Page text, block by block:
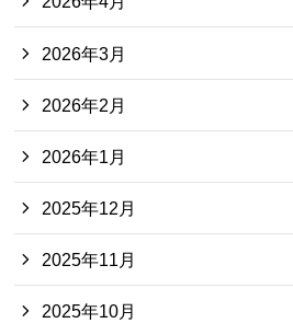
2026年3月
2026年2月
2026年1月
2025年12月
2025年11月
2025年10月